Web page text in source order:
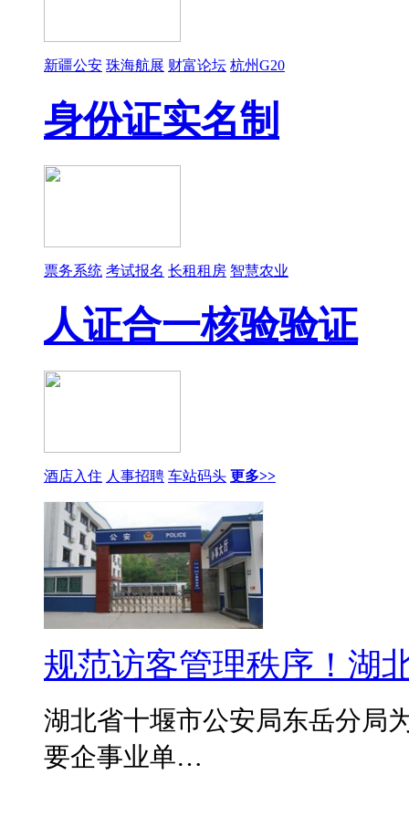
新疆公安 珠海航展 财富论坛 杭州G20
身份证实名制
票务系统 考试报名 长租租房 智慧农业
人证合一核验验证
酒店入住 人事招聘 车站码头 更多>>
规范访客管理秩序！湖
湖北省十堰市公安局东岳分局
要企事业单…